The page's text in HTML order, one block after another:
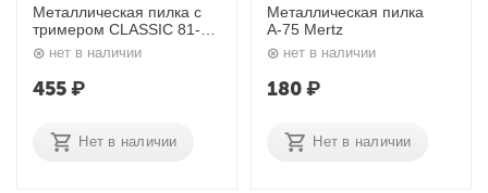
Металлическая пилка с
тримером CLASSIC 81-FB
Zinger
нет в наличии
455₽
Нет в наличии
Металлическая пилка
А-75 Mertz
нет в наличии
180₽
Нет в наличии